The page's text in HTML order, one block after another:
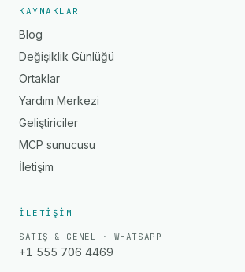
KAYNAKLAR
Blog
Değişiklik Günlüğü
Ortaklar
Yardım Merkezi
Geliştiriciler
MCP sunucusu
İletişim
İLETIŞIM
SATIŞ & GENEL · WHATSAPP
+1 555 706 4469